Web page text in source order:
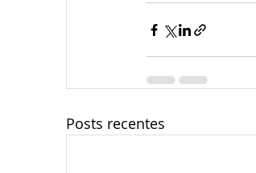
Posts recentes